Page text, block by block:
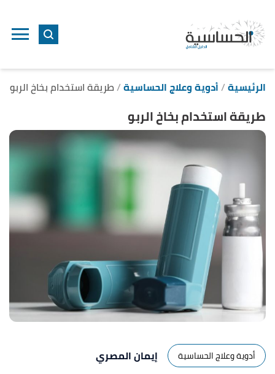
الرئيسية أدوية وعلاج الحساسية طريقة استخدام بخاخ الربو
طريقة استخدام بخاخ الربو
أدوية وعلاج الحساسية
إيمان المصري